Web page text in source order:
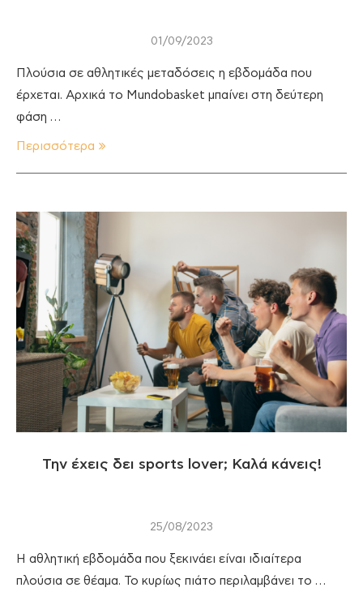
01/09/2023
Πλούσια σε αθλητικές μεταδόσεις η εβδομάδα που
έρχεται. Αρχικά το Mundobasket μπαίνει στη δεύτερη
φάση …
Περισσότερα
Την έχεις δει sports lover; Καλά κάνεις!
25/08/2023
Η αθλητική εβδομάδα που ξεκινάει είναι ιδιαίτερα
πλούσια σε θέαμα. Το κυρίως πιάτο περιλαμβάνει το …